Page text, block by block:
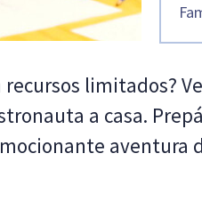
limitados?
a casa.
aventura